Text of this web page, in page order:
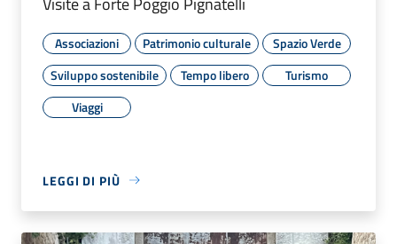
Associazioni Patrimonio culturale
Spazio Verde
Sviluppo sostenibile
Tempo libero
Turismo
Viaggi
LEGGI DI PIÙ